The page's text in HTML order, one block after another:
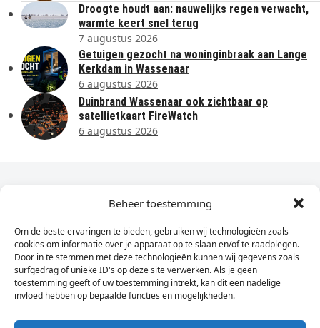
Beheer toestemming
Om de beste ervaringen te bieden, gebruiken wij technologieën zoals
cookies om informatie over je apparaat op te slaan en/of te raadplegen.
Door in te stemmen met deze technologieën kunnen wij gegevens zoals
surfgedrag of unieke ID's op deze site verwerken. Als je geen
toestemming geeft of uw toestemming intrekt, kan dit een nadelige
invloed hebben op bepaalde functies en mogelijkheden.
Droogte houdt aan: nauwelijks regen verwacht,
warmte keert snel terug
7 augustus 2026
Getuigen gezocht na woninginbraak aan Lange
Kerkdam in Wassenaar
6 augustus 2026
Duinbrand Wassenaar ook zichtbaar op
satellietkaart FireWatch
6 augustus 2026
Dagelijks het laatste nieuws in je e-mail?
Vul
hier
je
e-
mailadres
in
Sign Up